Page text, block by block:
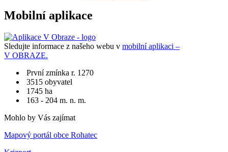
Mobilní aplikace
Sledujte informace z našeho webu v mobilní aplikaci –
V OBRAZE.
První zmínka r. 1270
3515 obyvatel
1745 ha
163 - 204 m. n. m.
Mohlo by Vás zajímat
Mapový portál obce Rohatec